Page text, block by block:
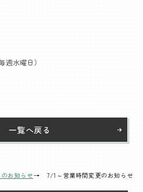
週水曜日）
一覧へ戻る
お知らせ 7/1～営業時間変更のお知らせ